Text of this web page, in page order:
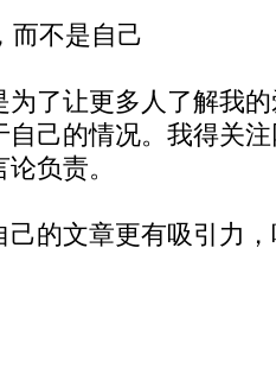
不是自己
了让更多人了解我的
自己的情况。我得关
负责。
的文章更有吸引力，